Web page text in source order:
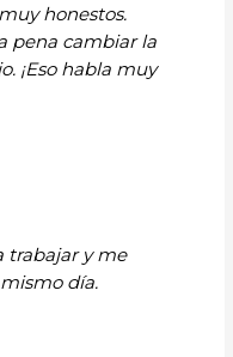
honestos.
pena cambiar la
¡Eso habla muy
trabajar y me
día.